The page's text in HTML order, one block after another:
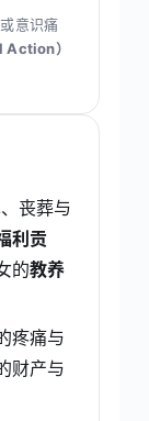
意识痛
Action）
丧葬与
利贡
的教养
疼痛与
财产与